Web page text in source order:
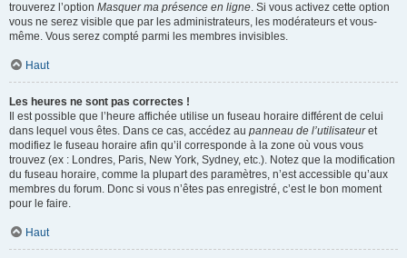
trouverez l’option Masquer ma présence en ligne. Si vous activez cette option
vous ne serez visible que par les administrateurs, les modérateurs et vous-
même. Vous serez compté parmi les membres invisibles.
Haut
Les heures ne sont pas correctes !
Il est possible que l’heure affichée utilise un fuseau horaire différent de celui
dans lequel vous êtes. Dans ce cas, accédez au panneau de l’utilisateuret
modifiez le fuseau horaire afin qu’il corresponde à la zone où vous vous
trouvez (ex : Londres, Paris, New York, Sydney, etc.). Notez que la modification
du fuseau horaire, comme la plupart des paramètres, n’est accessible qu’aux
membres du forum. Donc si vous n’êtes pas enregistré, c’est le bon moment
pour le faire.
Haut